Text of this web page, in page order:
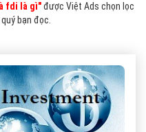
fdi là gì"được Việt Ads chọn lọc
bạn đọc.